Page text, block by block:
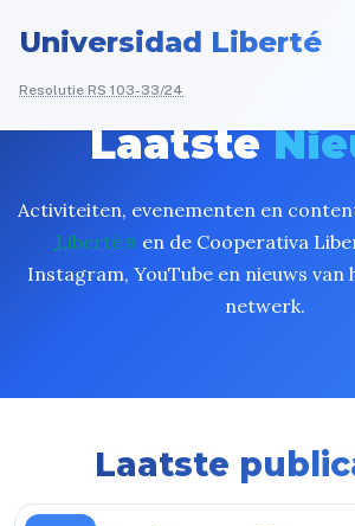
Universidad Liberté
Resolutie RS 103-33/24
Laatste
Activiteiten, evenementen en
Liberté
en de Cooperativa
Instagram, YouTube en nieuws
netwerk.
Laatste